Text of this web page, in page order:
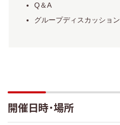
Q＆A
グループディスカッション
開催日時・場所